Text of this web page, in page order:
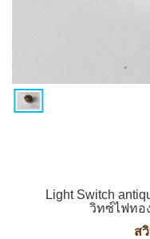
Light Switch
วิทซ์ไฟทอ
ส